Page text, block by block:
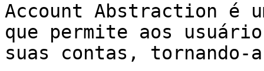
Account Abstraction é
que permite aos
suas contas, tornando-